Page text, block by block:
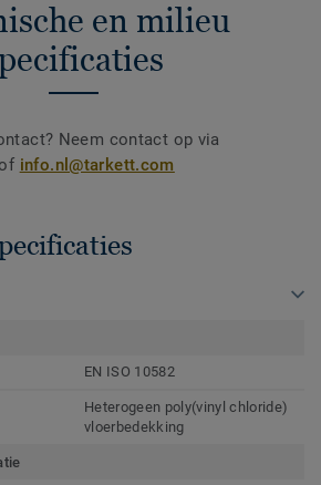
en milieu
Neem contact op via
info.nl@tarkett.com
EN ISO 10582
Heterogeen poly(vinyl chloride)
vloerbedekking